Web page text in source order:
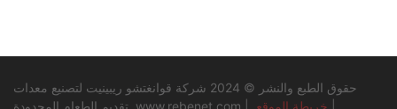
حقوق الطبع والنشر © 2024 شركة قوانغتشو ريبينيت لتصنيع معدات